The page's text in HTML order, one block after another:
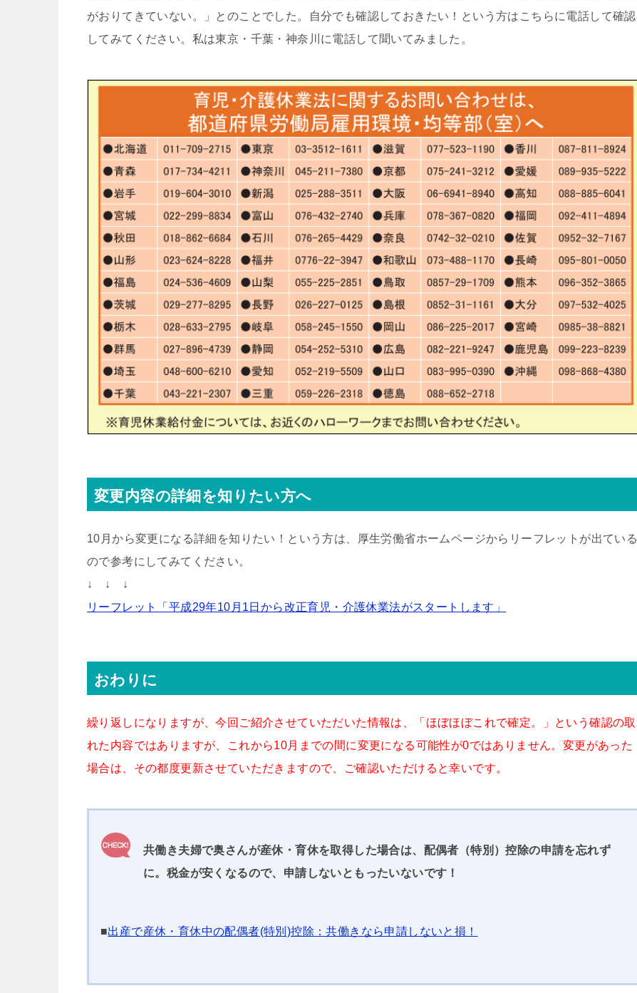
がおりてきていない。」とのことでした。自分でも確認しておきたい！という方はこちらに電話して確認
してみてください。私は東京・千葉・神奈川に電話して聞いてみました。
変更内容の詳細を知りたい方へ
10月から変更になる詳細を知りたい！という方は、厚生労働省ホームページからリーフレットが出ている
ので参考にしてみてください。
↓ ↓ ↓
リーフレット「平成29年10月1日から改正育児・介護休業法がスタートします」
おわりに
繰り返しになりますが、今回ご紹介させていただいた情報は、「ほぼほぼこれで確定。」という確認の取
れた内容ではありますが、これから10月までの間に変更になる可能性が0ではありません。変更があった
場合は、その都度更新させていただきますので、ご確認いただけると幸いです。
共働き夫婦で奥さんが産休・育休を取得した場合は、配偶者（特別）控除の申請を忘れず
に。税金が安くなるので、申請しないともったいないです！
■出産で産休・育休中の配偶者(特別)控除：共働きなら申請しないと損！